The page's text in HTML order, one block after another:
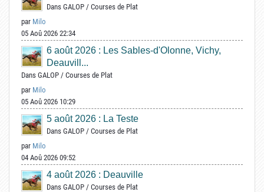
Dans GALOP / Courses de Plat
par Milo
05 Aoû 2026 22:34
6 août 2026 : Les Sables-d'Olonne, Vichy,
Deauvill...
Dans GALOP / Courses de Plat
par Milo
05 Aoû 2026 10:29
5 août 2026 : La Teste
Dans GALOP / Courses de Plat
par Milo
04 Aoû 2026 09:52
4 août 2026 : Deauville
Dans GALOP / Courses de Plat